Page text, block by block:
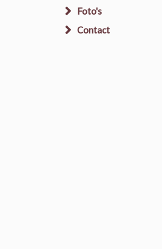
Foto's
Contact